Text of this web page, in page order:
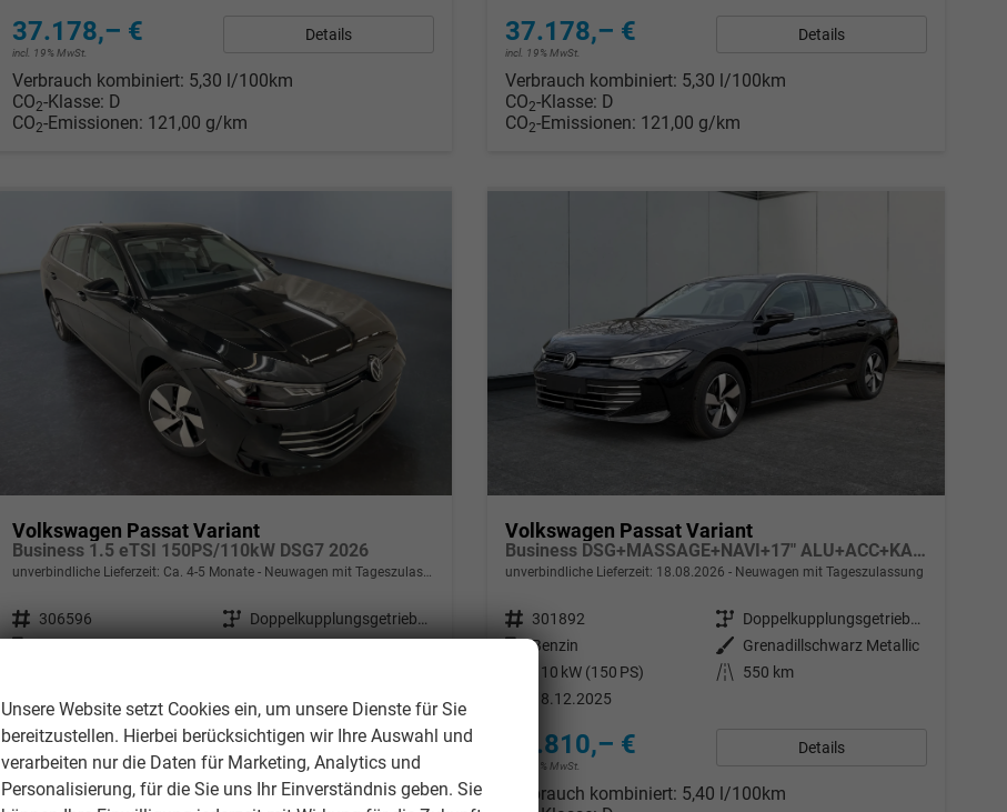
37.178,– €
incl. 19% MwSt.
Details
Verbrauch kombiniert: 5,30 l/100km
CO2-Klasse: D
CO2-Emissionen: 121,00 g/km
37.178,– €
incl. 19% MwSt.
Details
Verbrauch kombiniert: 5,30 l/100km
CO2-Klasse: D
CO2-Emissionen: 121,00 g/km
Volkswagen Passat Variant
Business 1.5 eTSI 150PS/110kW DSG7 2026
unverbindliche Lieferzeit: Ca. 4-5 Monate Neuwagen mit Tageszulassung
Fahrzeugnr. 306596 Getriebe
Doppelkupplungsgetriebe (DSG)
37.493,– €
incl. 19% MwSt.
Details
Verbrauch kombiniert:5,30 l/100km
Volkswagen Passat Variant
Business DSG+MASSAGE+NAVI+17" ALU+ACC+KAMERA+LED
unverbindliche Lieferzeit: 18.08.2026 Neuwagen mit Tageszulassung
Fahrzeugnr. 301892 Getriebe
Doppelkupplungsgetriebe (DSG)
Benzin Außenfarbe
Grenadillschwarz Metallic
110 kW (150 PS) Kilometerstand
550 km
18.12.2025
37.810,– €
incl. 19% MwSt.
Details
Verbrauch kombiniert: 5,40 l/100km
Unsere Website setzt Cookies ein, um unsere Dienste für Sie
bereitzustellen. Hierbei berücksichtigen wir Ihre Auswahl und
verarbeiten nur die Daten für Marketing, Analytics und
Personalisierung, für die Sie uns Ihr Einverständnis geben. Sie